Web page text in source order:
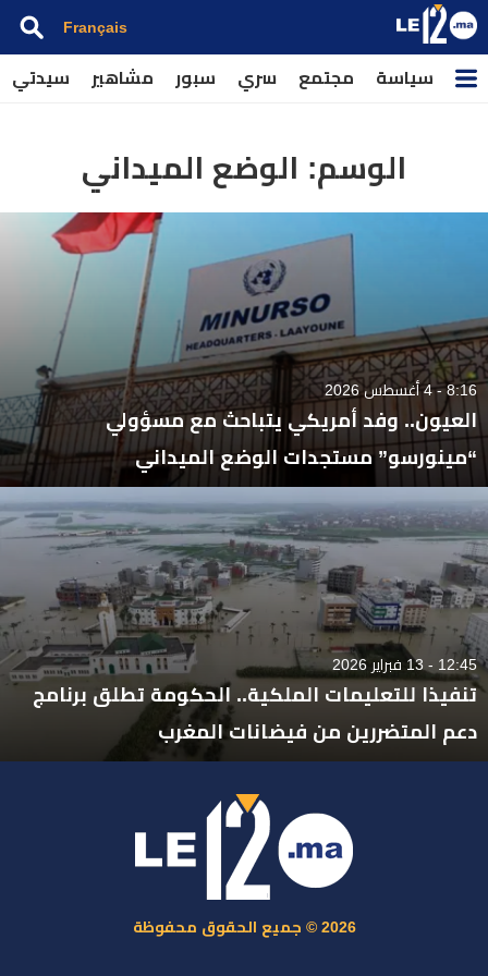
Français
سياسة مجتمع سري سبور مشاهير سيدتي
الوسم: الوضع الميداني
8:16 - 4 أغسطس 2026
العيون.. وفد أمريكي يتباحث مع مسؤولي
“مينورسو” مستجدات الوضع الميداني
12:45 - 13 فبراير 2026
تنفيذا للتعليمات الملكية.. الحكومة تطلق برنامج
دعم المتضررين من فيضانات المغرب
2026 © جميع الحقوق محفوظة